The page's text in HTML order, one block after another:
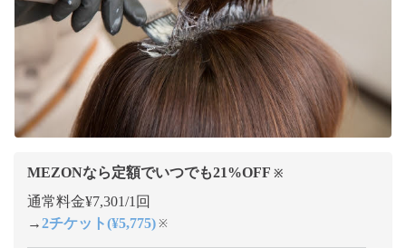
MEZONなら定額でいつでも21%OFF ※
通常料金¥7,301/1回
→2チケット(¥5,775) ※